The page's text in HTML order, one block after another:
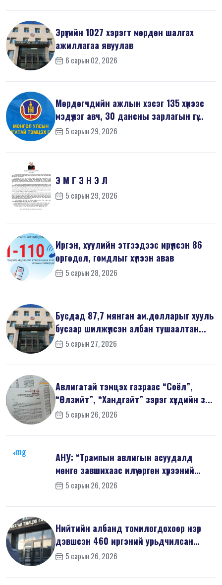
Эрүүгийн 1027 хэрэгт мөрдөн шалгах
ажиллагаа явуулав
6 сарын 02, 2026
Мөрдөгчдийн ажлын хэсэг 135 хүнээс
мэдүүлэг авч, 30 дансны зарлагын гү...
5 сарын 29, 2026
Э М Г Э Н Э Л
5 сарын 29, 2026
Иргэн, хуулийн этгээдээс ирүүлсэн 86
өргөдөл, гомдлыг хүлээн авав
5 сарын 28, 2026
Бусдад 87,7 мянган ам.долларыг хууль
бусаар шилжүүлсэн албан тушаалтан...
5 сарын 27, 2026
Авлигатай тэмцэх газраас “Соёл”,
“Өлзийт”, “Хандгайт” зэрэг хүүхдийн з...
5 сарын 26, 2026
АНУ: “Трампын авлигын асуудалд
мөнгө завшихаас илүү өргөн хүрээний
шин...
5 сарын 26, 2026
Нийтийн албанд томилогдохоор нэр
дэвшсэн 460 иргэний урьдчилсан
мэдүүл...
5 сарын 26, 2026